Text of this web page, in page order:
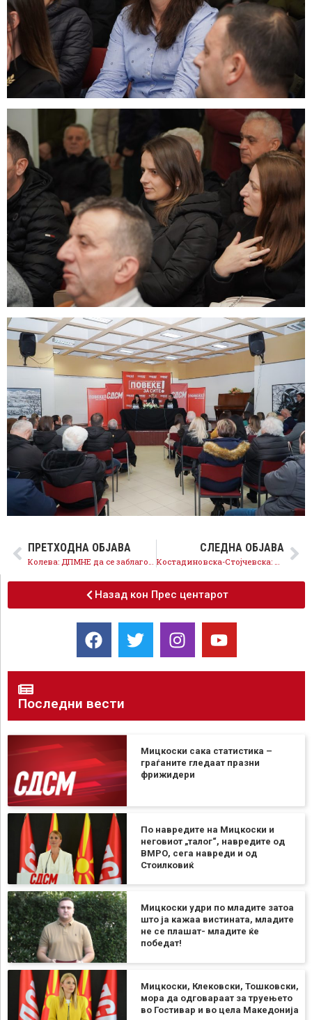
ПРЕТХОДНА ОБЈАВА
Колева: ДПМНЕ да се заблагодари на граѓаните и на мнозинството за обезбедените пари и за општините кои ги водат
СЛЕДНА ОБЈАВА
Костадиновска-Стојчевска: Повеќе за сите е и македонскиот јазик во ЕУ, СДСМ има визија за европска иднина
Назад кон Прес центарот
Последни вести
Мицкоски сака статистика –
граѓаните гледаат празни
фрижидери
По навредите на Мицкоски и
неговиот „талог“, навредите од
ВМРО, сега навреди и од
Стоилковиќ
Мицкоски удри по младите затоа
што ја кажаа вистината, младите
не се плашат- младите ќе
победат!
Мицкоски, Клековски, Тошковски,
мора да одговараат за труењето
во Гостивар и во цела Македонија